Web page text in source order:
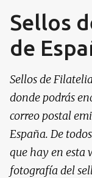
Sellos
de
Sellos de
donde podrás
correo postal
España. De
que hay en esta
fotografía del